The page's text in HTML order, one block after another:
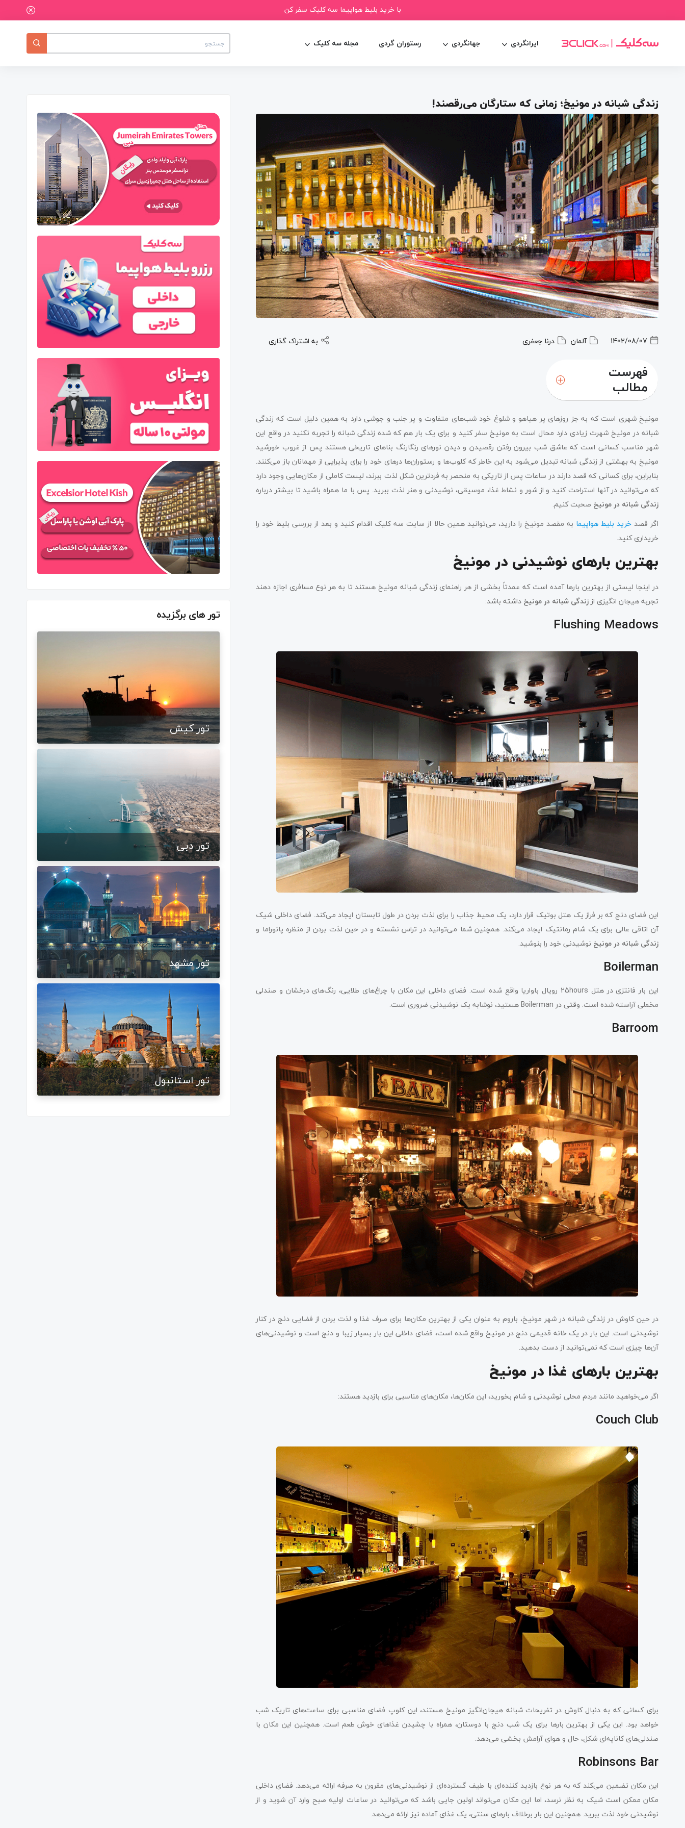
با خرید بلیط هواپیما سه کلیک سفر کن
ایرانگردی جهانگردی رستوران گردی مجله سه کلیک
زندگی شبانه در مونیخ؛ زمانی که ستارگان می‌رقصند!
1402/08/07 آلمان درنا جعفری به اشتراک گذاری
فهرست
مطالب
مونیخ شهری است که به جز روزهای پر هیاهو و شلوغ خود شب‌های متفاوت و پر جنب و جوشی دارد به همین دلیل است که زندگی
شبانه در مونیخ شهرت زیادی دارد محال است به مونیخ سفر کنید و برای یک بار هم که شده زندگی شبانه را تجربه نکنید در واقع این
شهر مناسب کسانی است که عاشق شب بیرون رفتن رقصیدن و دیدن نورهای رنگارنگ بناهای تاریخی هستند پس از غروب خورشید
مونیخ به بهشتی از زندگی شبانه تبدیل می‌شود به این خاطر که کلوب‌ها و رستوران‌ها درهای خود را برای پذیرایی از مهمانان باز می‌کنند.
بنابراین، برای کسانی که قصد دارند در ساعات پس از تاریکی به منحصر به فردترین شکل لذت ببرند، لیست کاملی از مکان‌هایی وجود دارد
که می‌توانید در آنها استراحت کنید و از شور و نشاط غذا، موسیقی، نوشیدنی و هنر لذت ببرید. پس با ما همراه باشید تا بیشتر درباره
زندگی شبانه در مونیخ صحبت کنیم.
اگر قصدخرید بلیط هواپیما به مقصد مونیخ را دارید، می‌توانید همین حالا از سایت سه کلیک اقدام کنید و بعد از بررسی بلیط خود را
خریداری کنید.
بهترین بارهای نوشیدنی در مونیخ
در اینجا لیستی از بهترین بارها آمده است که عمدتاً بخشی از هر راهنمای زندگی شبانه مونیخ هستند تا به هر نوع مسافری اجازه دهند
تجربه هیجان انگیزی اززندگی شبانه در مونیخ داشته باشد:
Flushing Meadows
این فضای دنج که بر فراز یک هتل بوتیک قرار دارد، یک محیط جذاب را برای لذت بردن در طول تابستان ایجاد می‌کند. فضای داخلی شیک
آن اتاقی عالی برای یک شام رمانتیک ایجاد می‌کند. همچنین شما می‌توانید در تراس نشسته و در حین لذت بردن از منظره پانوراما و
زندگی شبانه در مونیخ نوشیدنی خود را بنوشید.
Boilerman
این بار فانتزی در هتل 25hours رویال باواریا واقع شده است. فضای داخلی این مکان با چراغ‌های طلایی، رنگ‌های درخشان و صندلی
مخملی آراسته شده است. وقتی در Boilerman هستید، نوشابه یک نوشیدنی ضروری است.
Barroom
در حین کاوش در زندگی شبانه در شهر مونیخ، باروم به عنوان یکی از بهترین مکان‌ها برای صرف غذا و لذت بردن از فضایی دنج در کنار
نوشیدنی است. این بار در یک خانه قدیمی دنج در مونیخ واقع شده است، فضای داخلی این بار بسیار زیبا و دنج است و نوشیدنی‌های
آن‌ها چیزی است که نمی‌توانید از دست بدهید.
بهترین بارهای غذا در مونیخ
اگر می‌خواهید مانند مردم محلی نوشیدنی و شام بخورید، این مکان‌ها، مکان‌های مناسبی برای بازدید هستند:
Couch Club
برای کسانی که به دنبال کاوش در تفریحات شبانه هیجان‌انگیز مونیخ هستند، این کلوپ فضای مناسبی برای ساعت‌های تاریک شب
خواهد بود. این یکی از بهترین بارها برای یک شب دنج با دوستان، همراه با چشیدن غذاهای خوش طعم است. همچنین این مکان با
صندلی‌های کاناپه‌ای شکل، حال و هوای آرامش بخشی می‌دهد.
Robinsons Bar
این مکان تضمین می‌کند که به هر نوع بازدید کننده‌ای با طیف گسترده‌ای از نوشیدنی‌های مقرون به صرفه ارائه می‌دهد. فضای داخلی
مکان ممکن است شیک به نظر نرسد، اما این مکان می‌تواند اولین جایی باشد که می‌توانید در ساعات اولیه صبح وارد آن شوید و از
نوشیدنی خود لذت ببرید. همچنین این بار برخلاف بارهای سنتی، یک غذای آماده نیز ارائه می‌دهد.
تور های برگزیده
تور کیش
تور دبی
تور مشهد
تور استانبول